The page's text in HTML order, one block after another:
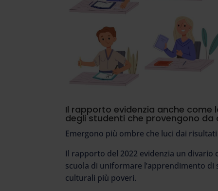
Il rapporto evidenzia anche come
degli studenti che provengono
Emergono più ombre che luci dai
Il rapporto del 2022 evidenzia un divario
scuola di uniformare l’apprendimento
culturali più poveri.